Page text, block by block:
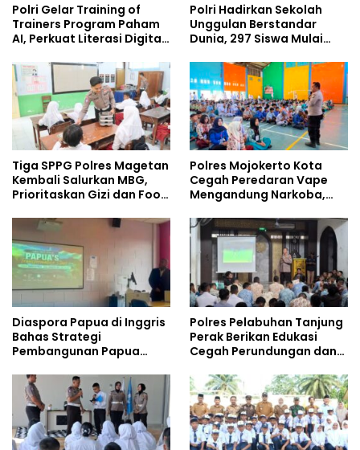
Polri Gelar Training of
Trainers Program Paham
AI, Perkuat Literasi Digital
Polri Hadirkan Sekolah
Unggulan Berstandar
Dunia, 297 Siswa Mulai
Tiga SPPG Polres Magetan
Kembali Salurkan MBG,
Prioritaskan Gizi dan Food
Polres Mojokerto Kota
Cegah Peredaran Vape
Mengandung Narkoba,
Kalangan Remaja
Diaspora Papua di Inggris
Bahas Strategi
Pembangunan Papua
Doktoral Internasional
Polres Pelabuhan Tanjung
Perak Berikan Edukasi
Cegah Perundungan dan
kepada Pelajar MPLS